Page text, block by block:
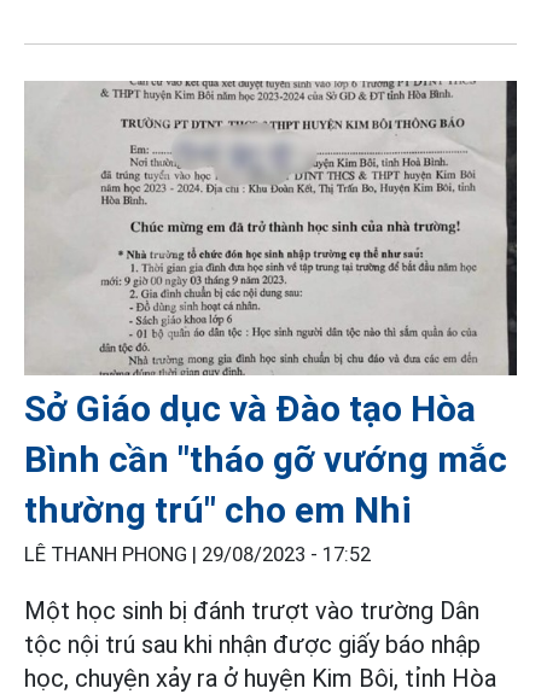
Sở Giáo dục và Đào tạo Hòa
Bình cần "tháo gỡ vướng mắc
thường trú" cho em Nhi
LÊ THANH PHONG | 29/08/2023 - 17:52
Một học sinh bị đánh trượt vào trường Dân
tộc nội trú sau khi nhận được giấy báo nhập
học, chuyện xảy ra ở huyện Kim Bôi, tỉnh Hòa